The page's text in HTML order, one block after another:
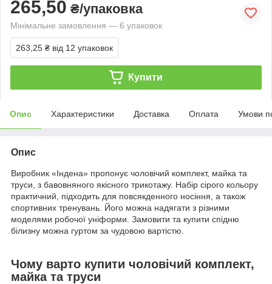
265,50 ₴/упаковка
Мінімальне замовлення — 6 упаковок
263,25 ₴ від 12 упаковок
Купити
Опис Характеристики Доставка Оплата Умови
Опис
Виробник «Індена» пропонує чоловічий комплект, майка та
труси, з бавовняного якісного трикотажу. Набір сірого кольору
практичний, підходить для повсякденного носіння, а також
спортивних тренувань. Його можна надягати з різними
моделями робочої уніформи. Замовити та купити спідню
білизну можна гуртом за чудовою вартістю.
Чому варто купити чоловічий комплект,
майка та труси